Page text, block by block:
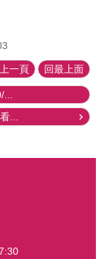
一頁 回最上面
...